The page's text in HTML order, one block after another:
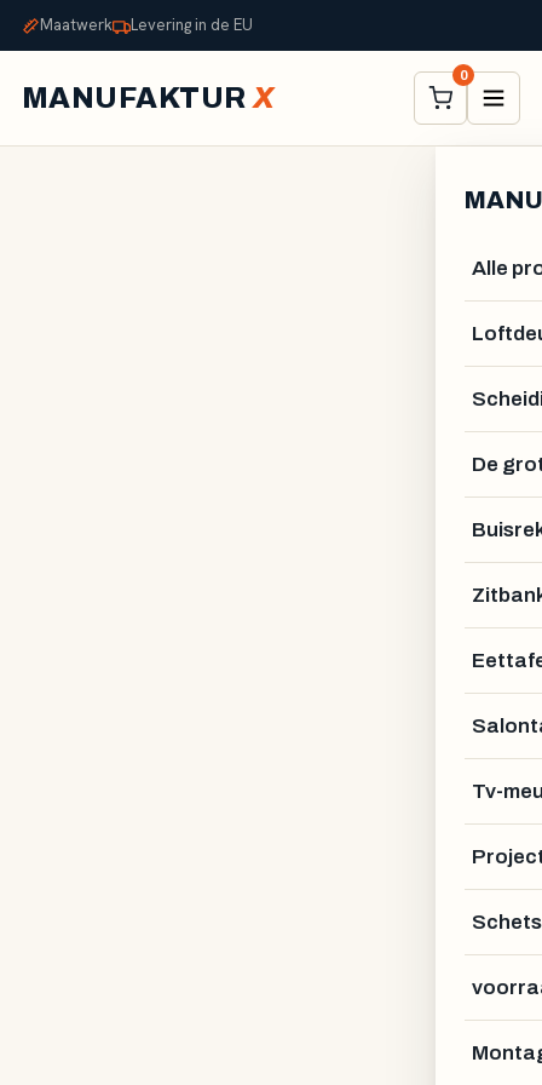
Maatwerk Levering in de EU
MANUFAKTURX
0
Alle
De
Tv-